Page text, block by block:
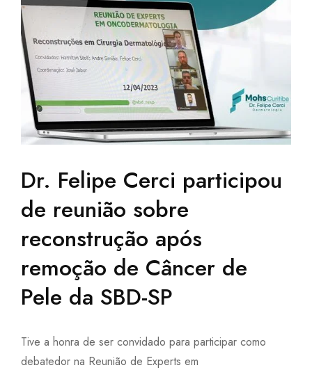
Dr. Felipe Cerci participou
de reunião sobre
reconstrução após
remoção de Câncer de
Pele da SBD-SP
Tive a honra de ser convidado para participar como
debatedor na Reunião de Experts em